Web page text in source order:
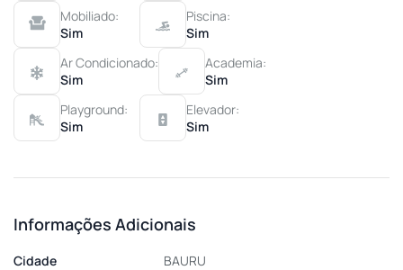
Mobiliado:
Sim
Piscina:
Sim
Ar Condicionado:
Sim
Academia:
Sim
Playground:
Sim
Elevador:
Sim
Informações Adicionais
Cidade
BAURU